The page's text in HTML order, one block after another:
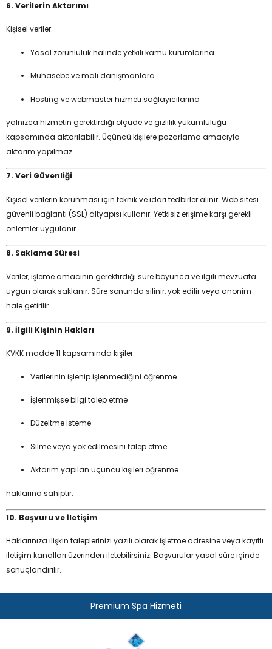
6. Verilerin Aktarımı
Kişisel veriler:
Yasal zorunluluk halinde yetkili kamu kurumlarına
Muhasebe ve mali danışmanlara
Hosting ve webmaster hizmeti sağlayıcılarına
yalnızca hizmetin gerektirdiği ölçüde ve gizlilik yükümlülüğü
kapsamında aktarılabilir. Üçüncü kişilere pazarlama amacıyla
aktarım yapılmaz.
7. Veri Güvenliği
Kişisel verilerin korunması için teknik ve idari tedbirler alınır. Web sitesi
güvenli bağlantı (SSL) altyapısı kullanır. Yetkisiz erişime karşı gerekli
önlemler uygulanır.
8. Saklama Süresi
Veriler, işleme amacının gerektirdiği süre boyunca ve ilgili mevzuata
uygun olarak saklanır. Süre sonunda silinir, yok edilir veya anonim
hale getirilir.
9. İlgili Kişinin Hakları
KVKK madde 11 kapsamında kişiler:
Verilerinin işlenip işlenmediğini öğrenme
İşlenmişse bilgi talep etme
Düzeltme isteme
Silme veya yok edilmesini talep etme
Aktarım yapılan üçüncü kişileri öğrenme
haklarına sahiptir.
10. Başvuru ve İletişim
Haklarınıza ilişkin taleplerinizi yazılı olarak işletme adresine veya kayıtlı
iletişim kanalları üzerinden iletebilirsiniz. Başvurular yasal süre içinde
sonuçlandırılır.
Premium Spa Hizmeti